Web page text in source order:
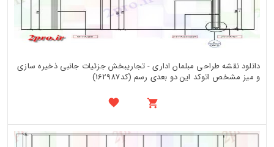
دانلود نقشه طراحی مبلمان اداری - تجاریبخش جزئیات جانبی ذخیره سازی
و میز مشخص اتوکد این دو بعدی رسم (کد162987)